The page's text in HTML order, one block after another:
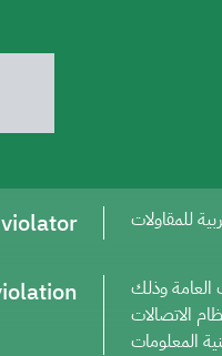
للمقاولات
العامة وذلك
الاتصالات
المعلومات